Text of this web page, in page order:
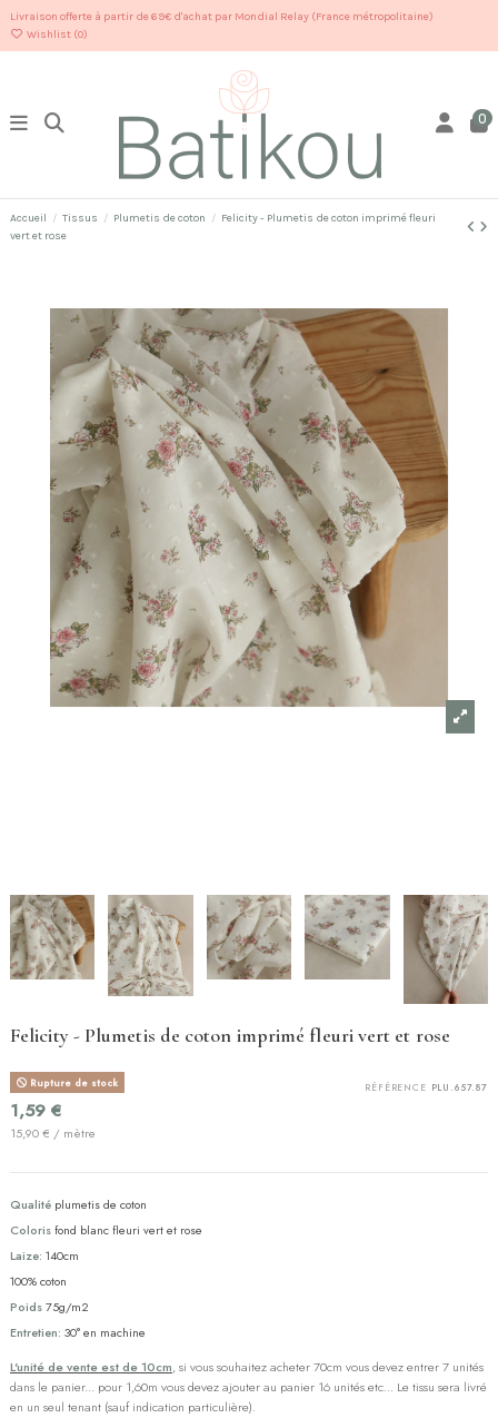
Livraison offerte à partir de 69€ d'achat par Mondial Relay (France métropolitaine)
Wishlist (0)
0
Accueil Tissus Plumetis de coton
Felicity - Plumetis de coton imprimé fleuri
vert et rose
Felicity - Plumetis de coton imprimé fleuri vert et rose
RÉFÉRENCE PLU.657.87
Rupture de stock
1,59 €
15,90 € / mètre
Qualité plumetis de coton
Colorisfond blanc fleuri vert et rose
Laize: 140cm
100% coton
Poids75g/m2
Entretien: 30° en machine
L'unité de vente est de 10cm, si vous souhaitez acheter 70cm vous devez entrer 7 unités
dans le panier... pour 1,60m vous devez ajouter au panier 16 unités etc... Le tissu sera livré
en un seul tenant (sauf indication particulière).